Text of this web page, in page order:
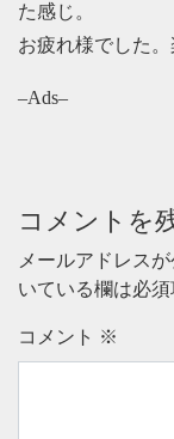
た感じ。
お疲れ様でした。
–Ads–
コメントを
メールアドレス
いている欄は必
コメント ※